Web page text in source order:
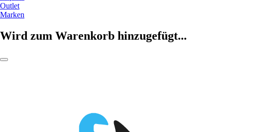
Outlet
Marken
Wird zum Warenkorb hinzugefügt...